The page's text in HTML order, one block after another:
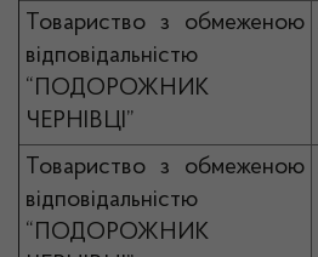
Товариство з обмеженою
відповідальністю
“ПОДОРОЖНИК
ЧЕРНІВЦІ”
Товариство з обмеженою
відповідальністю
“ПОДОРОЖНИК